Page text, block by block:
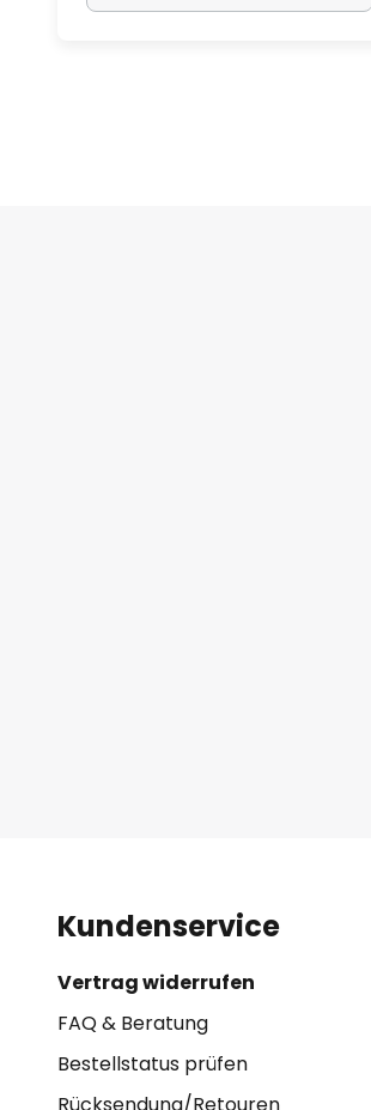
Kundenservice
Vertrag widerrufen
FAQ & Beratung
Bestellstatus prüfen